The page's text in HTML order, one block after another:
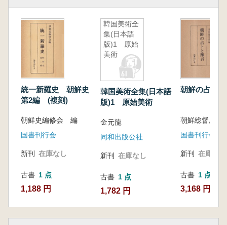
統一新羅史 朝鮮史
第2編 (複刻)
朝鮮史編修会 編
国書刊行会
新刊 在庫なし
古書 1 点
1,188 円
韓国美術全
集(日本語
版)1 原始
美術
韓国美術全集(日本語
版)1 原始美術
金元龍
同和出版公社
新刊 在庫なし
古書 1 点
1,782 円
朝鮮の占ト
朝鮮総督府
国書刊行会
新刊 在庫なし
古書 1 点
3,168 円